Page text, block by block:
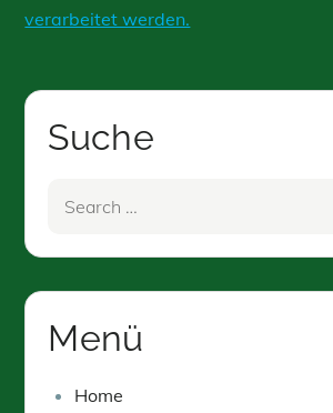
verarbeitet werden.
Suche
Menü
Home